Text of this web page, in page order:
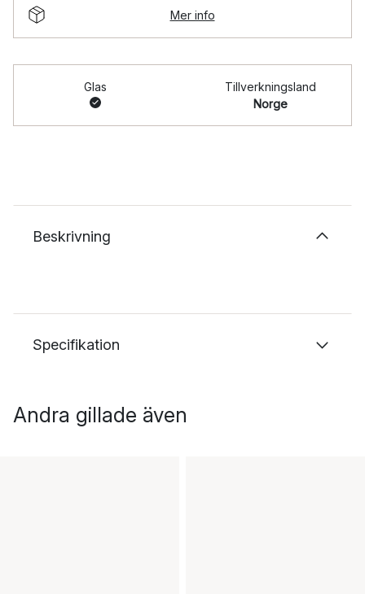
Mer info
Glas
Tillverkningsland
Norge
Beskrivning
Specifikation
Andra gillade även